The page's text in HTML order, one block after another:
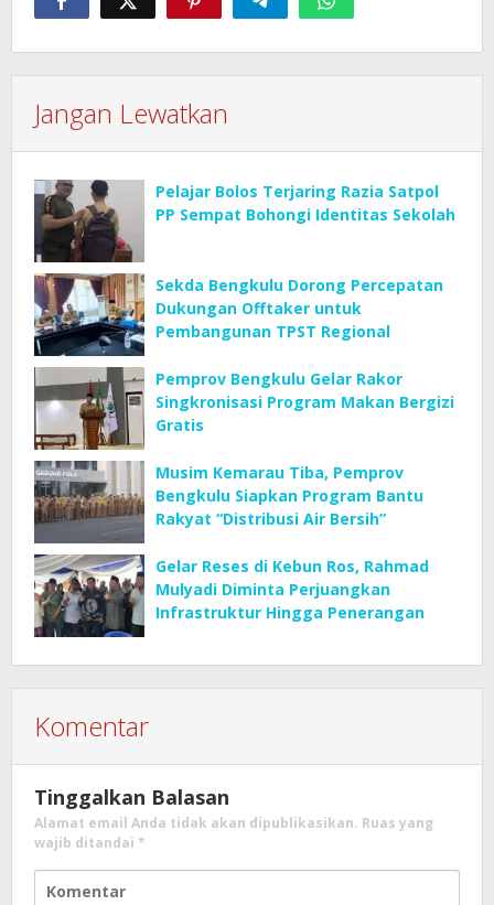
Jangan Lewatkan
Pelajar Bolos Terjaring Razia Satpol
PP Sempat Bohongi Identitas Sekolah
Sekda Bengkulu Dorong Percepatan
Dukungan Offtaker untuk
Pembangunan TPST Regional
Pemprov Bengkulu Gelar Rakor
Singkronisasi Program Makan Bergizi
Gratis
Musim Kemarau Tiba, Pemprov
Bengkulu Siapkan Program Bantu
Rakyat “Distribusi Air Bersih”
Gelar Reses di Kebun Ros, Rahmad
Mulyadi Diminta Perjuangkan
Infrastruktur Hingga Penerangan
Komentar
Tinggalkan Balasan
Alamat email Anda tidak akan dipublikasikan. Ruas yang
wajib ditandai *